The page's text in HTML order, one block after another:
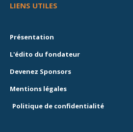
LIENS UTILES
Présentation
L'édito du fondateur
Devenez Sponsors
Mentions légales
Politique de confidentialité